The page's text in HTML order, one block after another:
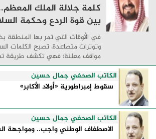
كلمة جلالة الملك
بين قوة الردع وحكمة
في الأوقات التي تمر بها المنطقة
وتوترات متصاعدة، تصبح الكلمات
مواقف معلنة؛ فهي تكشف طريقة
إدارتها للأزمات، والحدود التي تفصل
الكاتب الصحفي جمال حسين
سقوط إمبراطورية «أولاد الأكابر»
الكاتب الصحفي جمال حسين
الاصطفاف الوطني واجب.. ومواجهة